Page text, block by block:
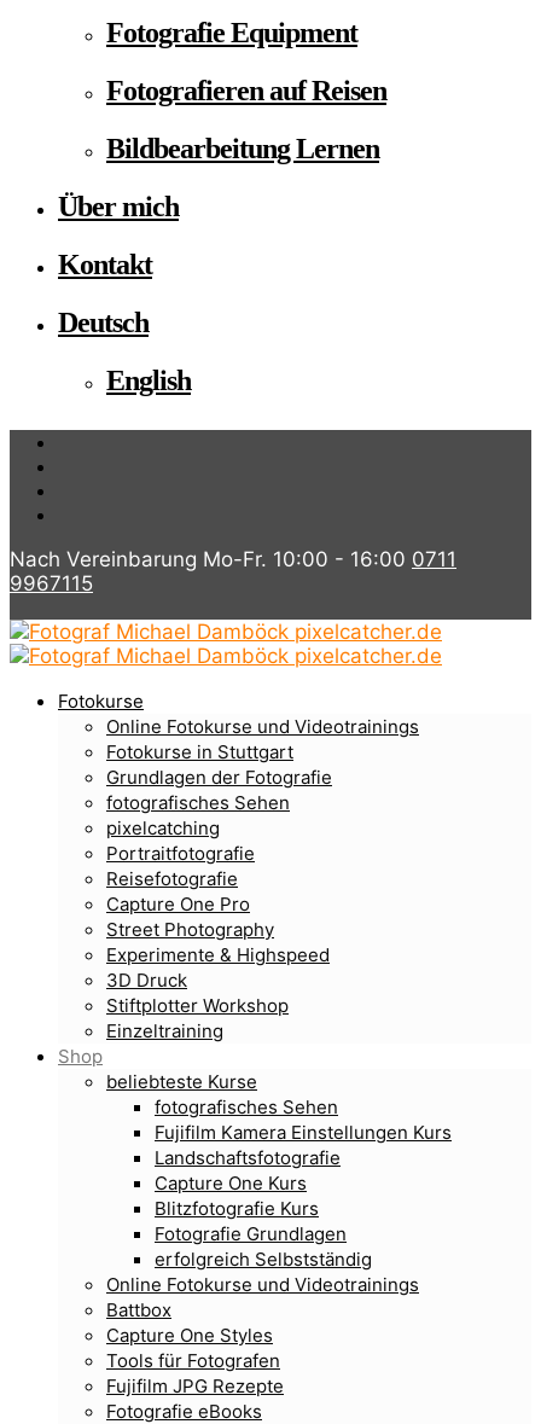
Fotografie Equipment
Fotografieren auf Reisen
Bildbearbeitung Lernen
Über mich
Kontakt
Deutsch
English
Nach Vereinbarung Mo-Fr. 10:00 - 16:00 0711
9967115
Fotokurse
Online Fotokurse und Videotrainings
Fotokurse in Stuttgart
Grundlagen der Fotografie
fotografisches Sehen
pixelcatching
Portraitfotografie
Reisefotografie
Capture One Pro
Street Photography
Experimente & Highspeed
3D Druck
Stiftplotter Workshop
Einzeltraining
Shop
beliebteste Kurse
fotografisches Sehen
Fujifilm Kamera Einstellungen Kurs
Landschaftsfotografie
Capture One Kurs
Blitzfotografie Kurs
Fotografie Grundlagen
erfolgreich Selbstständig
Online Fotokurse und Videotrainings
Battbox
Capture One Styles
Tools für Fotografen
Fujifilm JPG Rezepte
Fotografie eBooks